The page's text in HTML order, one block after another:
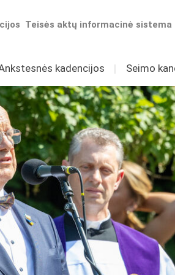
Teisės aktų informacinė sistema
kadencijos I Seimo